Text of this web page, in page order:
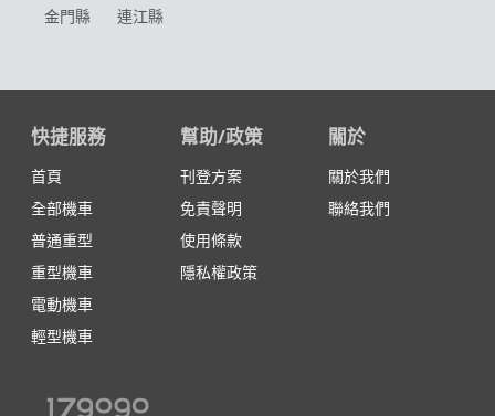
金門縣
連江縣
快捷服務
首頁
全部機車
普通重型
重型機車
電動機車
輕型機車
幫助/政策
刊登方案
免責聲明
使用條款
隱私權政策
關於
關於我們
聯絡我們